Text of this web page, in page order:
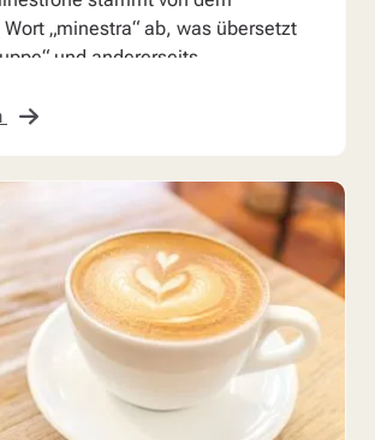
„minestra“ ab, was übersetzt
und andererseits